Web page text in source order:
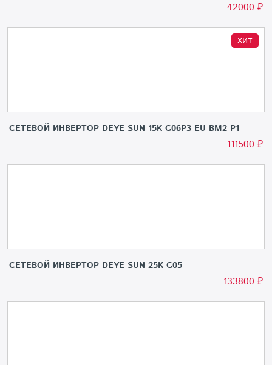
42000 ₽
хит
СЕТЕВОЙ ИНВЕРТОР DEYE SUN-15K-G06P3-EU-BM2-P1
111500 ₽
СЕТЕВОЙ ИНВЕРТОР DEYE SUN-25K-G05
133800 ₽